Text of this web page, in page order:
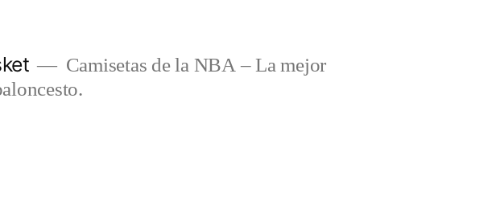
Camisetas de la NBA – La mejor